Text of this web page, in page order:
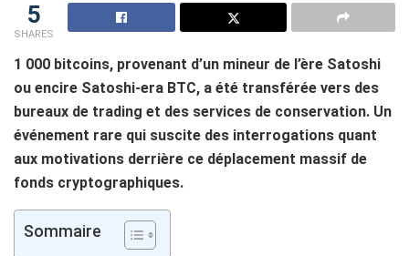
5
SHARES
1 000 bitcoins, provenant d’un mineur de l’ère Satoshi
ou encire Satoshi-era BTC, a été transférée vers des
bureaux de trading et des services de conservation. Un
événement rare qui suscite des interrogations quant
aux motivations derrière ce déplacement massif de
fonds cryptographiques.
Sommaire